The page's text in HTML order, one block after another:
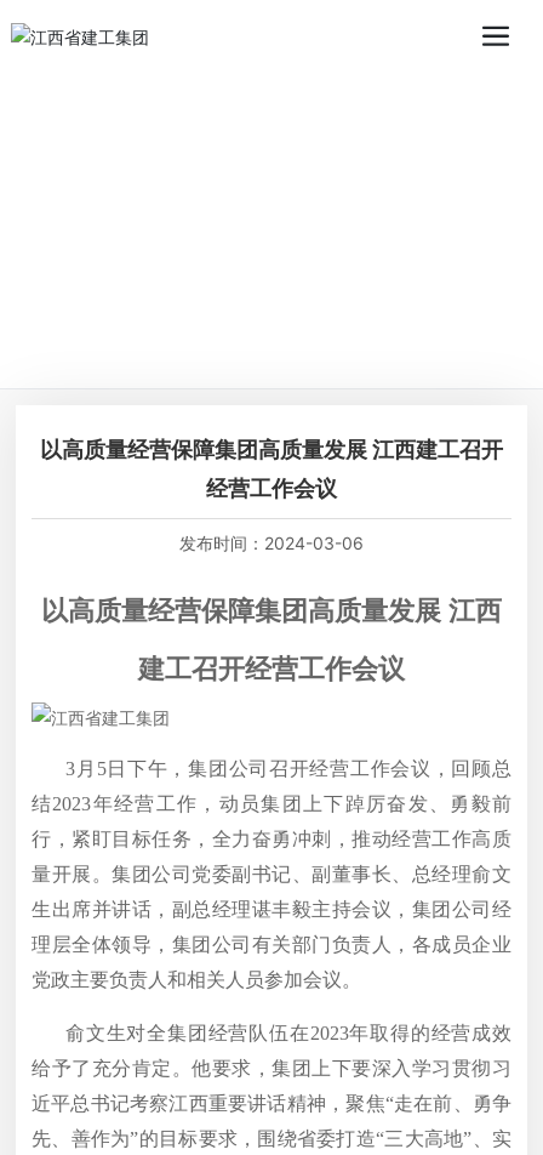
以高质量经营保障集团高质量发展 江西建工召开
经营工作会议
发布时间： 2024-03-06
以高质量经营保障集团高质量发展 江西
建工召开经营工作会议
3月5日下午，集团公司召开经营工作会议，回顾总
结2023年经营工作，动员集团上下踔厉奋发、勇毅前
行，紧盯目标任务，全力奋勇冲刺，推动经营工作高质
量开展。集团公司党委副书记、副董事长、总经理俞文
生出席并讲话，副总经理谌丰毅主持会议，集团公司经
理层全体领导，集团公司有关部门负责人，各成员企业
党政主要负责人和相关人员参加会议。
俞文生对全集团经营队伍在2023年取得的经营成效
给予了充分肯定。他要求，集团上下要深入学习贯彻习
近平总书记考察江西重要讲话精神，聚焦“走在前、勇争
先、善作为”的目标要求，围绕省委打造“三大高地”、实